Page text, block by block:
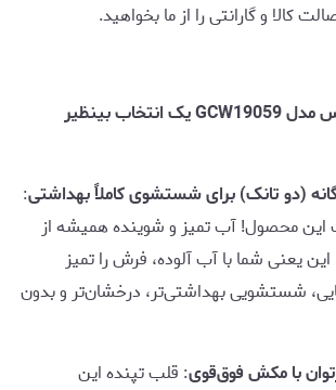
کالا و گارانتی را از ما بخواهید.
چرا فرششوی جیپاس مدل GCW19059 یک انتخاب بینظیر
(دو تانک) برای شستشوی کاملاً بهداشتی:
این محصول! آب تمیز و شوینده همیشه از
یعنی شما با آب آلوده، فرش را تمیز
شستشویی بهداشتی‌تر، درخشان‌تر و بدون
: قلب تپنده این